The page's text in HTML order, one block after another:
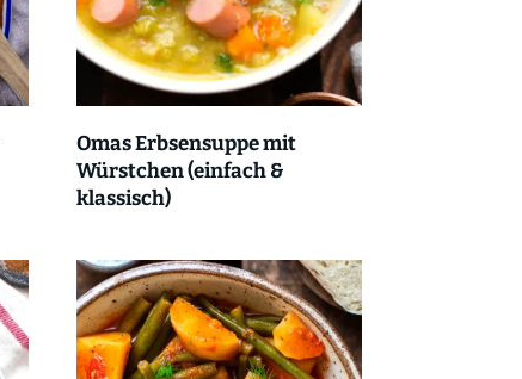
Omas Erbsensuppe mit
Würstchen (einfach &
klassisch)